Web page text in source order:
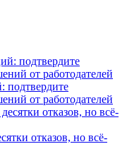
подтвердите
от работодателей
отказов, но всё-